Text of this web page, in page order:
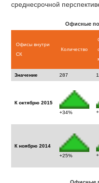
среднесрочной
Офисные
Офисы внутри
СК
Количество
Значение 287
К октябрю 2015
+34%
К ноябрю 2014
+25%